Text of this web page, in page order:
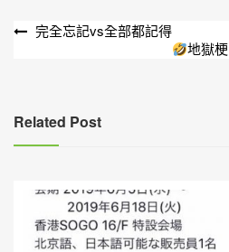
文
覽
完全忘記vs全部都記得
地獄梗
Related Post